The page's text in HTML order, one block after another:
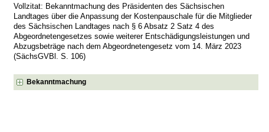
Vollzitat: Bekanntmachung des Präsidenten des Sächsischen
Landtages über die Anpassung der Kostenpauschale für die Mitglieder
des Sächsischen Landtages nach § 6 Absatz 2 Satz 4 des
Abgeordnetengesetzes sowie weiterer Entschädigungsleistungen und
Abzugsbeträge nach dem Abgeordnetengesetz vom 14. März 2023
(SächsGVBl. S. 106)
Bekanntmachung